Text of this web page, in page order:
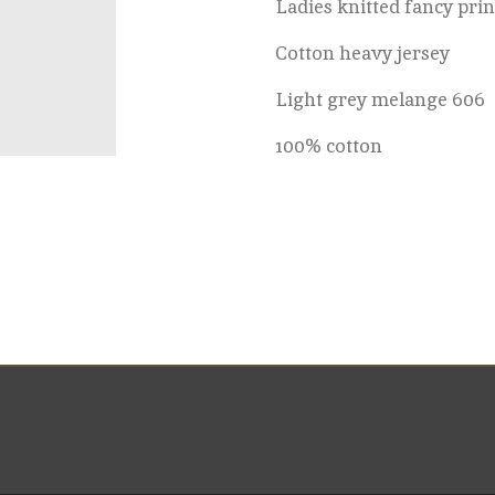
Ladies knitted fancy
Cotton heavy jersey
Light grey melange 606
100% cotton